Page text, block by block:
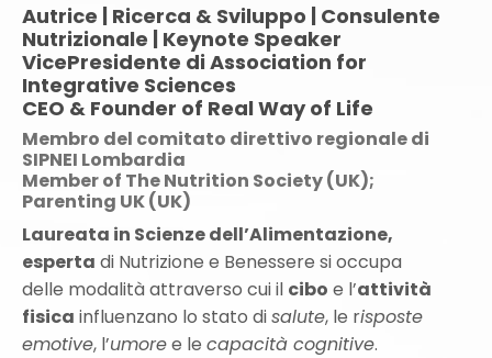
Autrice | Ricerca & Sviluppo | Consulente
Nutrizionale | Keynote Speaker
VicePresidente di Association for
Integrative Sciences
CEO & Founder of Real Way of Life
Membro del comitato direttivo regionale di
SIPNEI Lombardia
Member of The Nutrition Society (UK);
Parenting UK (UK)
Laureata in Scienze dell’Alimentazione,
esperta di Nutrizione e Benessere si occupa
delle modalità attraverso cui il cibo e l’attività
fisica influenzano lo stato disalute, le risposte
emotive, l’umoree le capacità cognitive.